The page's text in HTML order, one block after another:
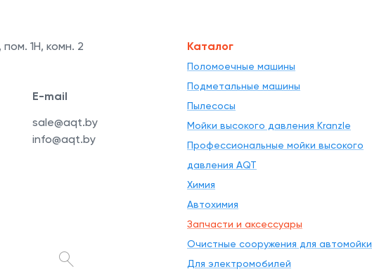
1Н, комн. 2
E-mail
sale@aqt.by
info@aqt.by
Каталог
Поломоечные машины
Подметальные машины
Пылесосы
Мойки высокого давления Kranzle
Профессиональные мойки высокого
давления AQT
Химия
Автохимия
Запчасти и аксессуары
Очистные сооружения для автомойки
Для электромобилей